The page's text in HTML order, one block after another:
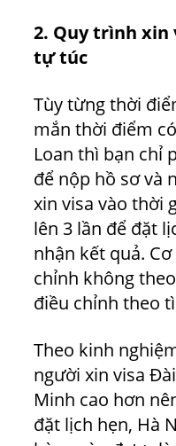
2. Quy trình xin
tự túc
Tùy từng thời
mắn thời điểm
Loan thì bạn chỉ
để nộp hồ sơ và
xin visa vào thời
lên 3 lần để đặt
nhận kết quả.
chỉnh không
điều chỉnh theo
Theo kinh
người xin visa
Minh cao hơn
đặt lịch hẹn, Hà